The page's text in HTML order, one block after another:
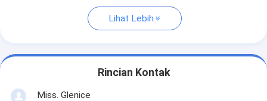
Lihat Lebih
Rincian Kontak
Miss. Glenice